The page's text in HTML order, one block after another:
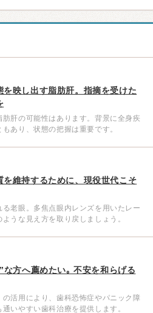
を映し出す脂肪肝。指摘を受けた
肪肝の可能性はあります。背景に全身疾
あり、状態の把握は重要です。
を維持するために、現役世代こそ
る老眼。多焦点眼内レンズを用いたレー
うな見え方を取り戻しましょう。
な方へ薦めたい｡ 不安を和らげる
の活用により、歯科恐怖症やパニック障
いやすい歯科治療を提供します。